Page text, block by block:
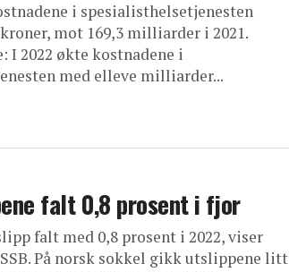
i spesialisthelsetjenesten
mot 169,3 milliarder i 2021.
I 2022 økte kostnadene i
med elleve milliarder...
falt 0,8 prosent i fjor
falt med 0,8 prosent i 2022, viser
På norsk sokkel gikk utslippene litt